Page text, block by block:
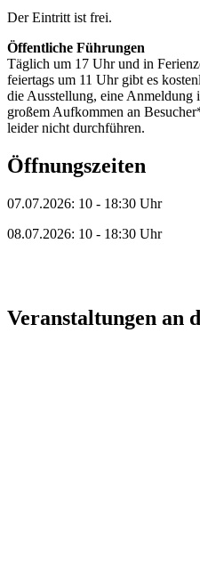
Der Eintritt ist frei.
Öffentliche Führungen
Täglich um 17 Uhr und in
feiertags um 11 Uhr gibt es
die Ausstellung, eine Anmeldung
großem Aufkommen an
leider nicht durchführen.
Öffnungszeiten
07.07.2026: 10 - 18:30 Uhr
08.07.2026: 10 - 18:30 Uhr
Veranstaltungen an